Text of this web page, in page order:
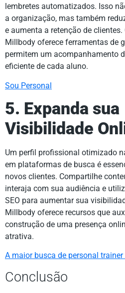
lembretes automatizados. Isso
a organização, mas também
e aumenta a retenção de clientes.
Millbody oferece ferramentas de
permitem um acompanhamento
eficiente de cada aluno.
Sou Personal
5. Expanda sua
Visibilidade
Um perfil profissional otimizado
em plataformas de busca é
novos clientes. Compartilhe
interaja com sua audiência e
SEO para aumentar sua
Millbody oferece recursos que
construção de uma presença
atrativa.
A maior busca de personal trainer
Conclusão